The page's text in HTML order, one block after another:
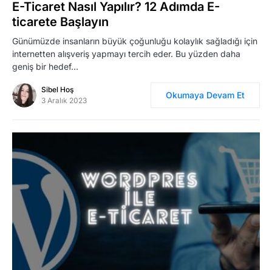
E-Ticaret Nasıl Yapılır? 12 Adımda E-
ticarete Başlayın
Günümüzde insanların büyük çoğunluğu kolaylık sağladığı için
internetten alışveriş yapmayı tercih eder. Bu yüzden daha
geniş bir hedef…
Sibel Hoş
3 Aralık 2023
Okumaya Devam Et